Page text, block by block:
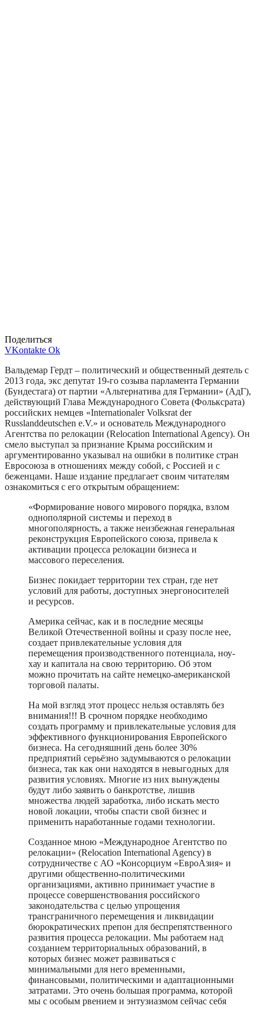
Поделиться
VKontakte Ok
Вальдемар Гердт – политический и общественный деятель с
2013 года, экс депутат 19-го созыва парламента Германии
(Бундестага) от партии «Альтернатива для Германии» (АдГ),
действующий Глава Международного Совета (Фольксрата)
российских немцев «Internationaler Volksrat der
Russlanddeutschen e.V.» и основатель Международного
Агентства по релокации (Relocation International Agency). Он
смело выступал за признание Крыма российским и
аргументированно указывал на ошибки в политике стран
Евросоюза в отношениях между собой, с Россией и с
беженцами. Наше издание предлагает своим читателям
ознакомиться с его открытым обращением:
«Формирование нового мирового порядка, взлом
однополярной системы и переход в
многополярность, а также неизбежная генеральная
реконструкция Европейского союза, привела к
активации процесса релокации бизнеса и
массового переселения.
Бизнес покидает территории тех стран, где нет
условий для работы, доступных энергоносителей
и ресурсов.
Америка сейчас, как и в последние месяцы
Великой Отечественной войны и сразу после нее,
создает привлекательные условия для
перемещения производственного потенциала, ноу-
хау и капитала на свою территорию. Об этом
можно прочитать на сайте немецко-американской
торговой палаты.
На мой взгляд этот процесс нельзя оставлять без
внимания!!! В срочном порядке необходимо
создать программу и привлекательные условия для
эффективного функционирования Европейского
бизнеса. На сегодняшний день более 30%
предприятий серьёзно задумываются о релокации
бизнеса, так как они находятся в невыгодных для
развития условиях. Многие из них вынуждены
будут либо заявить о банкротстве, лишив
множества людей заработка, либо искать место
новой локации, чтобы спасти свой бизнес и
применить наработанные годами технологии.
Созданное мною «Международное Агентство по
релокации» (Relocation International Agency) в
сотрудничестве с АО «Консорциум «ЕвроАзия» и
другими общественно-политическими
организациями, активно принимает участие в
процессе совершенствования российского
законодательства с целью упрощения
трансграничного перемещения и ликвидации
бюрократических препон для беспрепятственного
развития процесса релокации. Мы работаем над
созданием территориальных образований, в
которых бизнес может развиваться с
минимальными для него временными,
финансовыми, политическими и адаптационными
затратами. Это очень большая программа, которой
мы с особым рвением и энтузиазмом сейчас себя